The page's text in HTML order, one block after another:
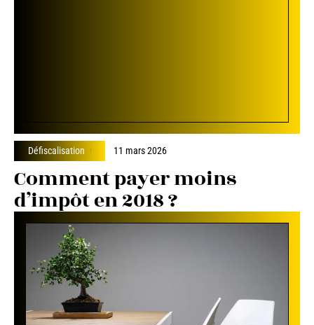
Défiscalisation 11 mars 2026
Comment payer moins
d’impôt en 2018 ?